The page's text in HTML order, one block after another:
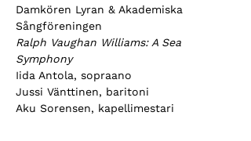
Damkören Lyran & Akademiska
Sångföreningen
Ralph Vaughan Williams: A Sea
Symphony
Iida Antola, sopraano
Jussi Vänttinen, baritoni
Aku Sorensen, kapellimestari